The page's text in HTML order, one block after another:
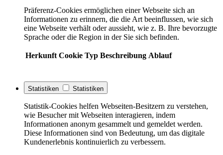
Präferenz-Cookies ermöglichen einer Webseite sich an
Informationen zu erinnern, die die Art beeinflussen, wie sich
eine Webseite verhält oder aussieht, wie z. B. Ihre bevorzugte
Sprache oder die Region in der Sie sich befinden.
Herkunft Cookie Typ Beschreibung Ablauf
Statistiken Statistiken
Statistik-Cookies helfen Webseiten-Besitzern zu verstehen,
wie Besucher mit Webseiten interagieren, indem
Informationen anonym gesammelt und gemeldet werden.
Diese Informationen sind von Bedeutung, um das digitale
Kundenerlebnis kontinuierlich zu verbessern.